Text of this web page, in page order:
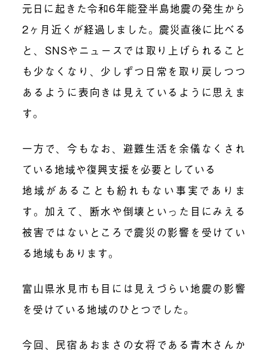
元日に起きた令和6年能登半島地震の発生から
2ヶ月近くが経過しました。震災直後に比べる
と、SNSやニュースでは取り上げられること
も少なくなり、少しずつ日常を取り戻しつつ
あるように表向きは見えているように思えま
す。
一方で、今もなお、避難生活を余儀なくされ
ている地域や復興支援を必要としている
地域があることも紛れもない事実でありま
す。加えて、断水や倒壊といった目にみえる
被害ではないところで震災の影響を受けてい
る地域もあります。
富山県氷見市も目には見えづらい地震の影響
を受けている地域のひとつでした。
今回、民宿あおまさの女将である青木さんか